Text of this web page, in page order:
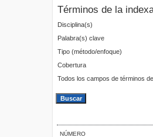
Términos de la
Disciplina(s)
Palabra(s) clave
Tipo (método/enfoque)
Cobertura
Todos los campos de términos
NÚMERO